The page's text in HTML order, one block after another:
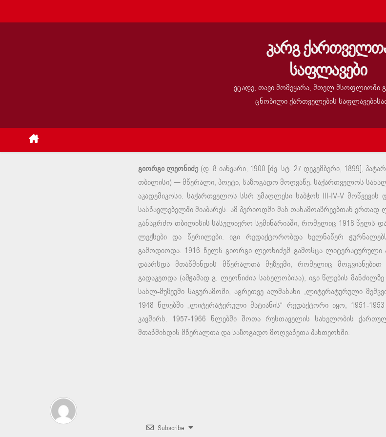
კარგ
საფლავები
ვცადე, თავი მომეყარა, მთელ მსოფლიოში
ცნობილი ქართველების
გიორგი ლეონიძე (დ. 8 იანვარი, 1900 [ძვ. სტ. 27 დეკემბერი, 1899],
თბილისი) — მწერალი, პოეტი, საზოგადო მოღვაწე. საქართველოს
აკადემიკოსი. საქართველოს სსრ უმაღლესი საბჭოს III-IV-V
სასწავლებელში მიაბარეს. ამ პერიოდში მან თანამოაზრეებთან
განაგრძო თბილისის სასულიერო სემინარიაში, რომელიც 1918 წელს
ლექსები და წერილები. იგი რედაქტორობდა ხელნაწერ
გამოდიოდა. 1916 წელს გიორგი ლეონიძემ გამოსცა ლიტერატურული
დაარსდა მთაწმინდის მწერალთა მუზეუმი, რომელიც
გადაკეთდა (ამჟამად გ. ლეონიძის სახელობისა), იგი წლების
სახლ-მუზეუმი საგურამოში, აგრეთვე ალმანახი „ლიტერატურული
1948 წლებში „ლიტერატურული მატიანის“ რედაქტორი იყო, 1951-
კავშირს. 1957-1966 წლებში შოთა რუსთაველის სახელობის
მთაწმინდის მწერალთა და საზოგადო მოღვაწეთა პანთეონში.
Subscribe